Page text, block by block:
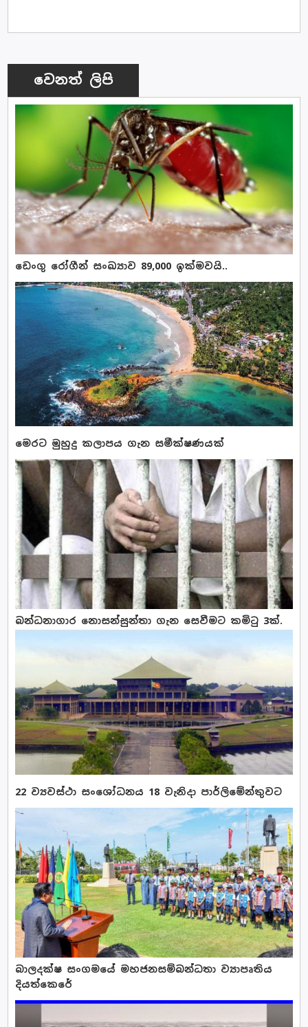
වෙනත් ලිපි
ඩෙංගු රෝගීන් සංඛ්‍යාව 89,000 ඉක්මවයි..
මෙරට මුහුදු කලාපය ගැන සමීක්ෂණයක්
බන්ධනාගාර නොසන්සුන්තා ගැන සෙවීමට කමිටු 3ක්.
22 ව්‍යවස්ථා සංශෝධනය 18 වැනිදා පාර්ලිමේන්තුවට
බාලදක්ෂ සංගමයේ මහජනසම්බන්ධතා ව්‍යාපෘතිය
දියත්කෙරේ